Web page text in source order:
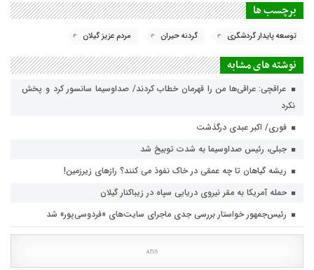
برچسب ها
توسعه پایدار گردشگری گردنه حیران مردم عزیز گیلان
نوشته های مشابه
عراقچی: عراقی‌ها من را قهرمان خطاب کردند/ صداوسیما سانسور کرد و پخش
نکرد
فوری/ اکبر عبدی درگذشت
جبلی، رئیس صداوسیما به شدت توبیخ شد
ریشه گیاهان تا چه عمقی در خاک نفوذ می کنند؟ رازهای زیرزمین!
حمله آمریکا به مقر نیروی دریایی سپاه در زیباکنار گیلان
رئیس‌جمهور خواستار بررسی جدی ماجرای سایت‌های «فردوسی‌پور» شد